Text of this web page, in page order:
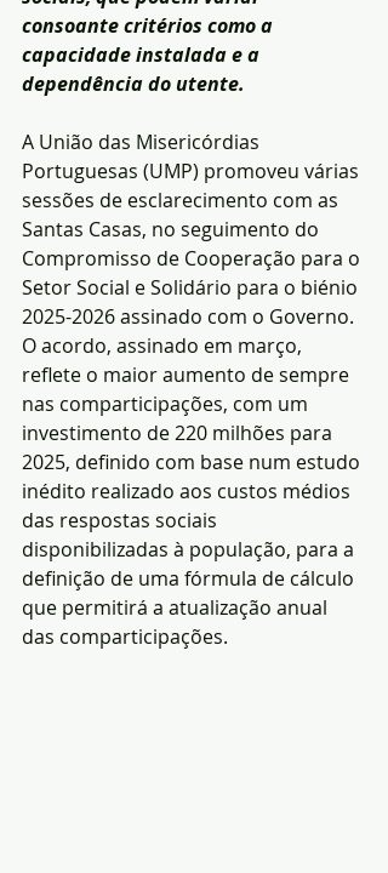
consoante critérios como a
capacidade instalada e a
dependência do utente.
A União das Misericórdias
Portuguesas (UMP) promoveu várias
sessões de esclarecimento com as
Santas Casas, no seguimento do
Compromisso de Cooperação para o
Setor Social e Solidário para o biénio
2025-2026 assinado com o Governo.
O acordo, assinado em março,
reflete o maior aumento de sempre
nas comparticipações, com um
investimento de 220 milhões para
2025, definido com base num estudo
inédito realizado aos custos médios
das respostas sociais
disponibilizadas à população, para a
definição de uma fórmula de cálculo
que permitirá a atualização anual
das comparticipações.